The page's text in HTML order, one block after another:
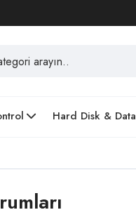
Hard Disk & Data